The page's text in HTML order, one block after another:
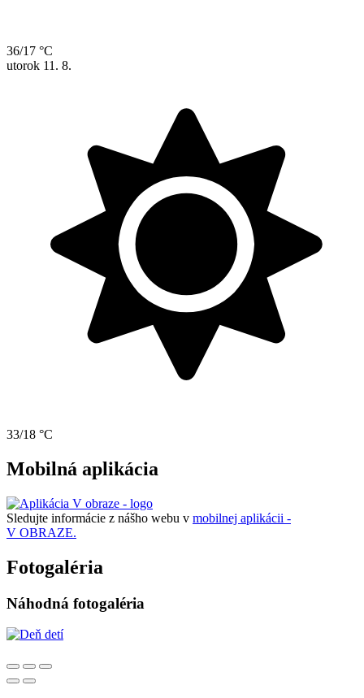
36/17 °C
utorok 11. 8.
33/18 °C
Mobilná aplikácia
Sledujte informácie z nášho webu v mobilnej aplikácii -
V OBRAZE.
Fotogaléria
Náhodná fotogaléria